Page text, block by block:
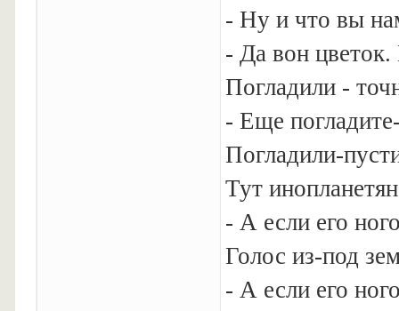
- Ну и что вы
- Да вон
Погладили -
- Еще
Погладили-
Тут
- А если его
Голос из-под
- А если его